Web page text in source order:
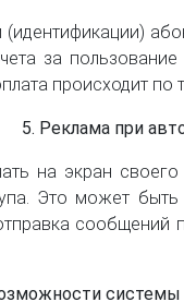
за
происходит
5. Реклама при
на экран
Это может
сообщений
системы